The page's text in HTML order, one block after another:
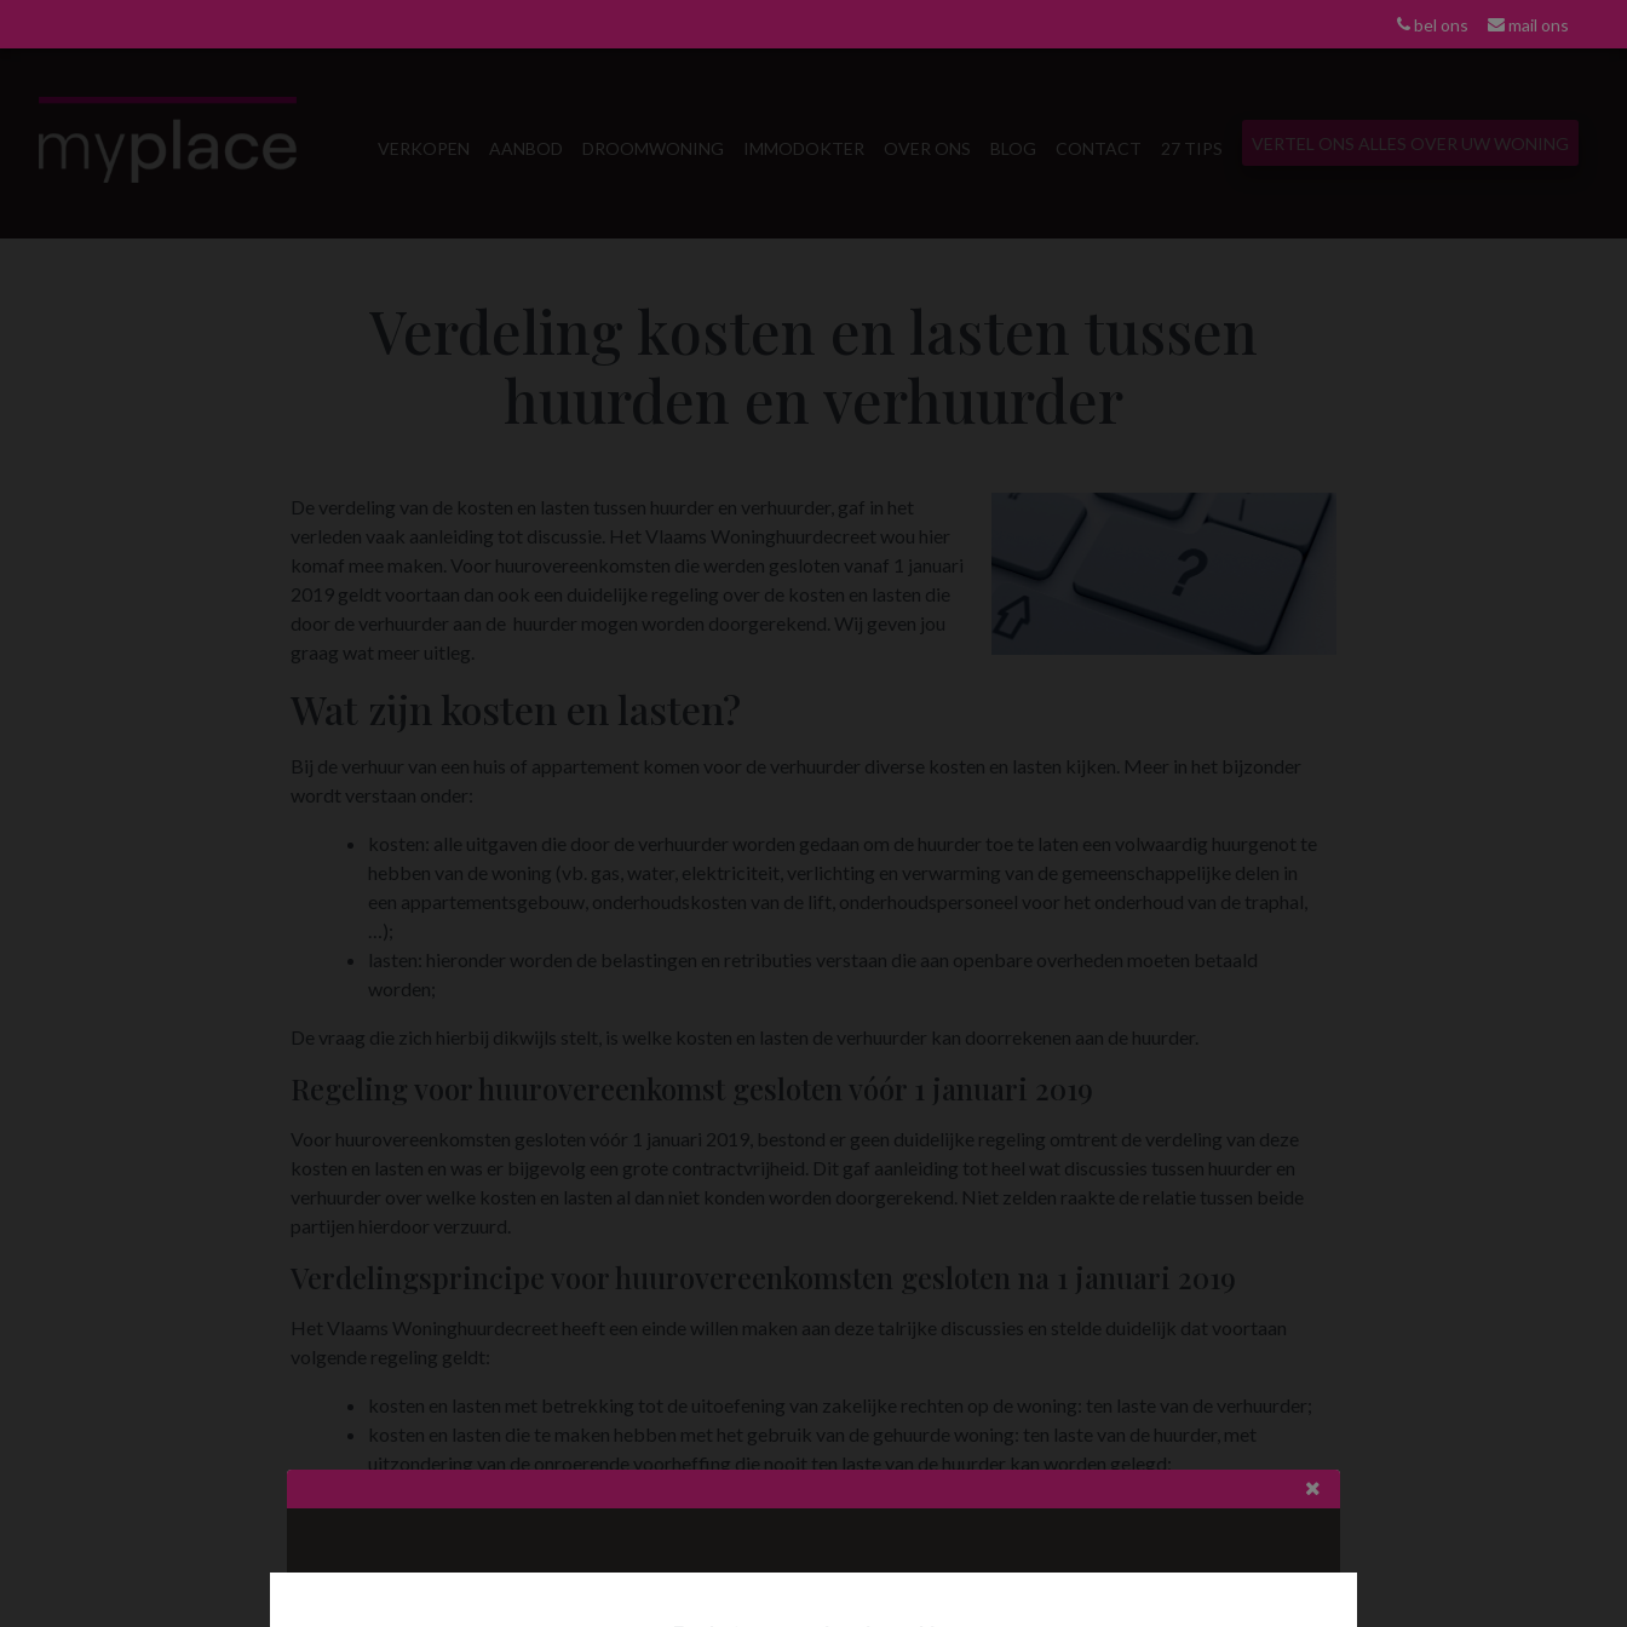
bel ons mail ons
VERKOPEN AANBOD DROOMWONING IMMODOKTER OVER ONS BLOG CONTACT 27 TIPS VERTEL ONS ALLES OVER UW WONING
Verdeling kosten en lasten tussen
huurden en verhuurder
De verdeling van de kosten en lasten tussen huurder en verhuurder, gaf in het
verleden vaak aanleiding tot discussie. Het Vlaams Woninghuurdecreet wou hier
komaf mee maken. Voor huurovereenkomsten die werden gesloten vanaf 1 januari
2019 geldt voortaan dan ook een duidelijke regeling over de kosten en lasten die
door de verhuurder aan de huurder mogen worden doorgerekend. Wij geven jou
graag wat meer uitleg.
Wat zijn kosten en lasten?
Bij de verhuur van een huis of appartement komen voor de verhuurder diverse kosten en lasten kijken. Meer in het bijzonder
wordt verstaan onder:
kosten: alle uitgaven die door de verhuurder worden gedaan om de huurder toe te laten een volwaardig huurgenot te
hebben van de woning (vb. gas, water, elektriciteit, verlichting en verwarming van de gemeenschappelijke delen in
een appartementsgebouw, onderhoudskosten van de lift, onderhoudspersoneel voor het onderhoud van de traphal,
…);
lasten: hieronder worden de belastingen en retributies verstaan die aan openbare overheden moeten betaald
worden;
De vraag die zich hierbij dikwijls stelt, is welke kosten en lasten de verhuurder kan doorrekenen aan de huurder.
Regeling voor huurovereenkomst gesloten vóór 1 januari 2019
Voor huurovereenkomsten gesloten vóór 1 januari 2019, bestond er geen duidelijke regeling omtrent de verdeling van deze
kosten en lasten en was er bijgevolg een grote contractvrijheid. Dit gaf aanleiding tot heel wat discussies tussen huurder en
verhuurder over welke kosten en lasten al dan niet konden worden doorgerekend. Niet zelden raakte de relatie tussen beide
partijen hierdoor verzuurd.
Verdelingsprincipe voor huurovereenkomsten gesloten na 1 januari 2019
Het Vlaams Woninghuurdecreet heeft een einde willen maken aan deze talrijke discussies en stelde duidelijk dat voortaan
volgende regeling geldt:
kosten en lasten met betrekking tot de uitoefening van zakelijke rechten op de woning: ten laste van de verhuurder;
kosten en lasten die te maken hebben met het gebruik van de gehuurde woning: ten laste van de huurder, met
uitzondering van de onroerende voorheffing die nooit ten laste van de huurder kan worden gelegd;
Daarenboven werd voor wat betreft appartementen en woningen die zich in een mede-eigendom bevinden, een niet-limitatieve